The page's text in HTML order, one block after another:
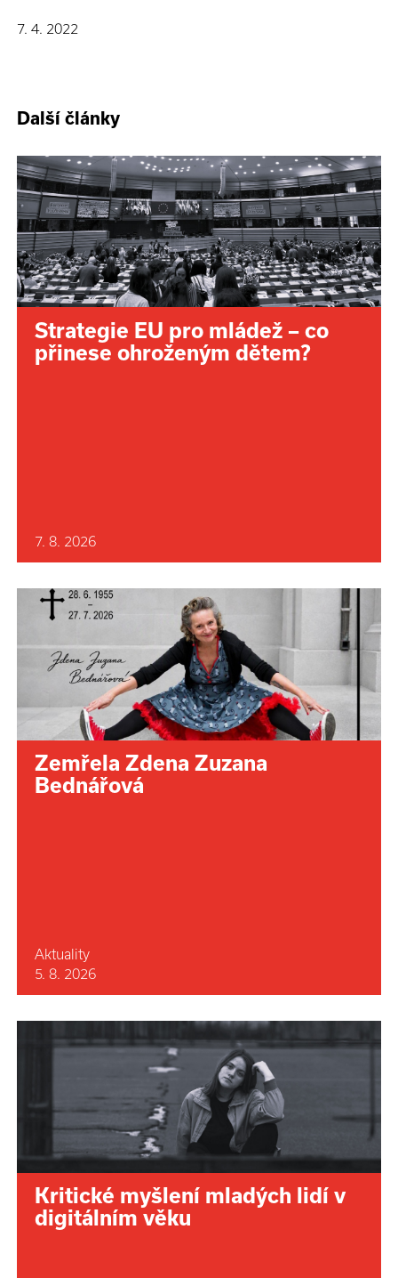
7. 4. 2022
Další články
Strategie EU pro mládež – co
přinese ohroženým dětem?
7. 8. 2026
Zemřela Zdena Zuzana
Bednářová
Aktuality
5. 8. 2026
Kritické myšlení mladých lidí v
digitálním věku